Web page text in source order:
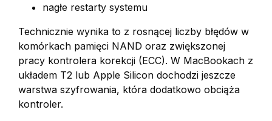
nagłe restarty systemu
Technicznie wynika to z rosnącej liczby błędów w
komórkach pamięci NAND oraz zwiększonej
pracy kontrolera korekcji (ECC). W MacBookach z
układem T2 lub Apple Silicon dochodzi jeszcze
warstwa szyfrowania, która dodatkowo obciąża
kontroler.